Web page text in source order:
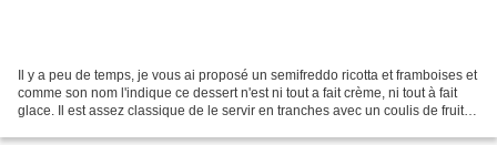
Il y a peu de temps, je vous ai proposé un semifreddo ricotta et framboises et
comme son nom l'indique ce dessert n'est ni tout a fait crème, ni tout à fait
glace. Il est assez classique de le servir en tranches avec un coulis de fruits